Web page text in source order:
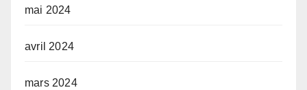
mai 2024
avril 2024
mars 2024